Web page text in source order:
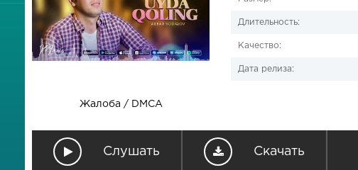
Жалоба / DMCA
Длительность:
Качество:
Дата релиза:
Слушать Скачать